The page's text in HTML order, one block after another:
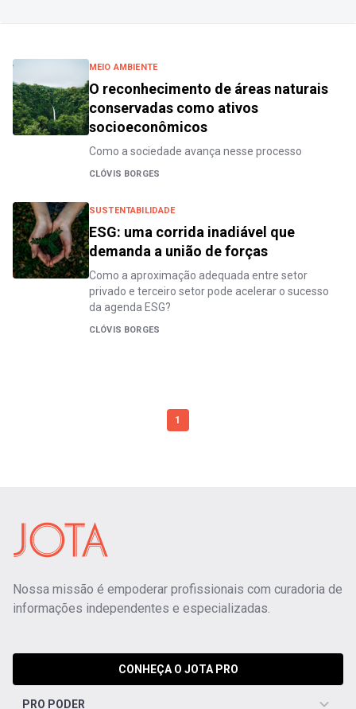
MEIO AMBIENTE
O reconhecimento de áreas naturais
conservadas como ativos
socioeconômicos
Como a sociedade avança nesse processo
CLÓVIS BORGES
SUSTENTABILIDADE
ESG: uma corrida inadiável que
demanda a união de forças
Como a aproximação adequada entre setor
privado e terceiro setor pode acelerar o sucesso
da agenda ESG?
CLÓVIS BORGES
1
Nossa missão é empoderar profissionais com curadoria de
informações independentes e especializadas.
CONHEÇA O JOTA PRO
PRO PODER